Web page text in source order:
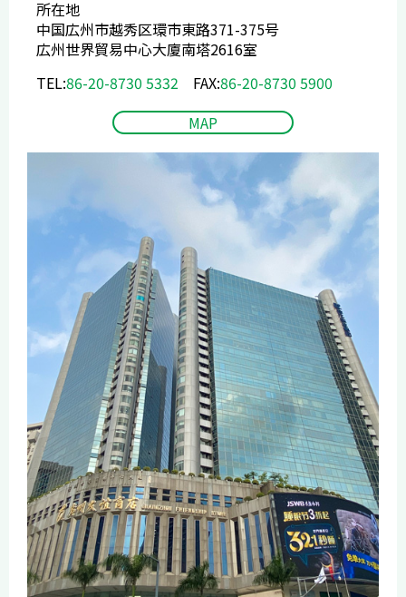
所在地
中国広州市越秀区環市東路371-375号
広州世界貿易中心大廈南塔2616室
TEL:86-20-8730 5332 FAX:86-20-8730 5900
MAP